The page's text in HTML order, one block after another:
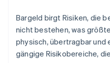
Bargeld birgt Risiken, die
nicht bestehen, was
physisch, übertragbar und
gängige Risikobereiche,